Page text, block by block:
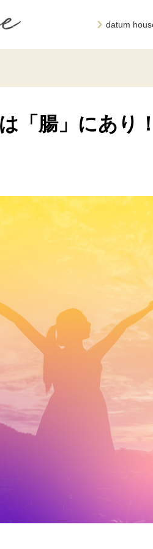
datum
「腸」にあり